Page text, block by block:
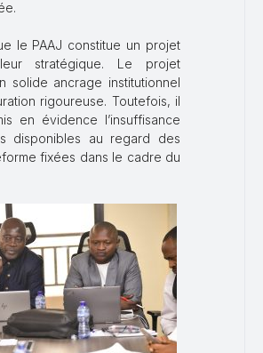
le PAAJ constitue un projet
stratégique. Le projet
solide ancrage institutionnel
rigoureuse. Toutefois, il
en évidence l’insuffisance
disponibles au regard des
fixées dans le cadre du